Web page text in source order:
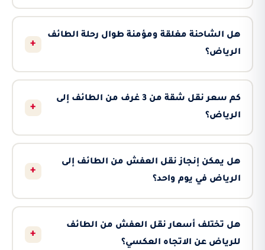
هل الشاحنة مغلقة ومؤمنة طوال رحلة الطائف
الرياض؟
+
كم سعر نقل شقة من 3 غرف من الطائف إلى
الرياض؟
+
هل يمكن إنجاز نقل العفش من الطائف إلى
الرياض في يوم واحد؟
+
هل تختلف أسعار نقل العفش من الطائف
للرياض عن الاتجاه العكسي؟
+